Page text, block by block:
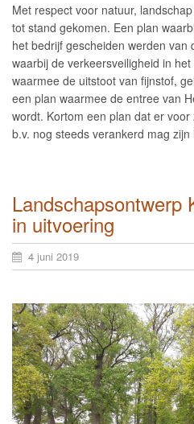
Met respect voor natuur,
tot stand gekomen. Een plan
het bedrijf gescheiden werden van
waarbij de verkeersveiligheid in
waarmee de uitstoot van fijnstof,
een plan waarmee de entree van
wordt. Kortom een plan dat er
b.v. nog steeds verankerd mag
Landschapsontwerp
in uitvoering
4 juni 2019